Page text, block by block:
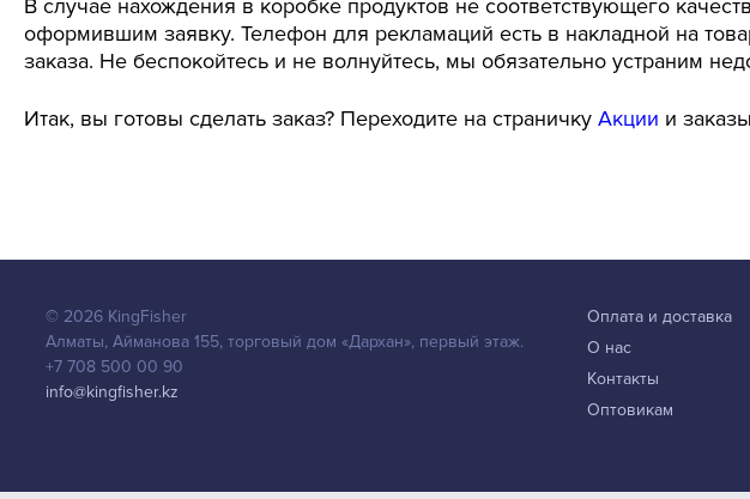
В случае нахождения в коробке продуктов не соответствующего
оформившим заявку. Телефон для рекламаций есть в накладной на
заказа. Не беспокойтесь и не волнуйтесь, мы обязательно устраним
Итак, вы готовы сделать заказ? Переходите на страничку Акции и
© 2026 KingFisher
Алматы, Айманова 155, торговый дом «Дархан», первый этаж.
+7 708 500 00 90
info@kingfisher.kz
Оплата и доставка
О нас
Контакты
Оптовикам